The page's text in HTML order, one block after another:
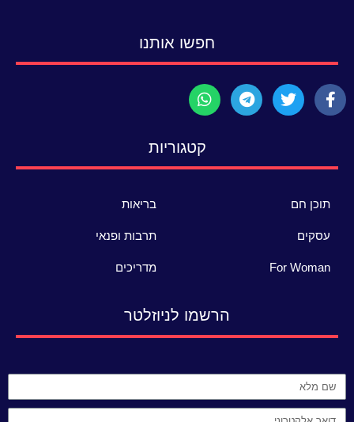
חפשו אותנו
קטגוריות
תוכן חם
עסקים
For Woman
בריאות
תרבות ופנאי
מדריכים
הרשמו לניוזלטר